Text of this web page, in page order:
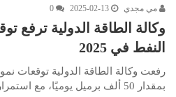
مي مجدي 2025-02-13
0
وكالة الطاقة الدولية ترفع
النفط في 2025
بمقدار 50 ألف برميل يوميًا، مع استمرار الصين أكبر…